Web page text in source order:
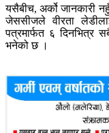
यसैबीच, अर्को जानकारी
जेससीजले वीरता
पत्रमार्फत ६ दिनभित्र
भनेको छ ।